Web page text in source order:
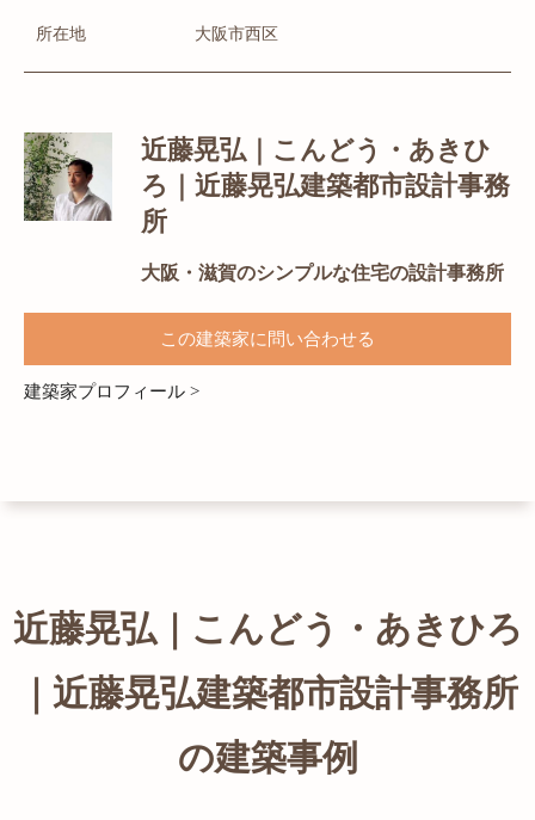
所在地 大阪市西区
近藤晃弘｜こんどう・あきひ
ろ｜近藤晃弘建築都市設計事務
所
大阪・滋賀のシンプルな住宅の設計事務所
この建築家に問い合わせる
建築家プロフィール >
近藤晃弘｜こんどう・あきひろ
｜近藤晃弘建築都市設計事務所
の建築事例